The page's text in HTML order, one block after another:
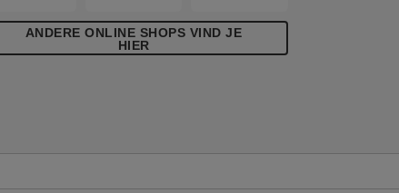
ANDERE ONLINE SHOPS VIND JE
HIER